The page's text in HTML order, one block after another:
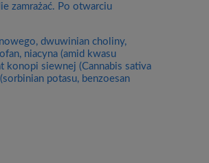
zamrażać. Po otwarciu
dwuwinian choliny,
niacyna (amid kwasu
siewnej (Cannabis sativa
potasu, benzoesan